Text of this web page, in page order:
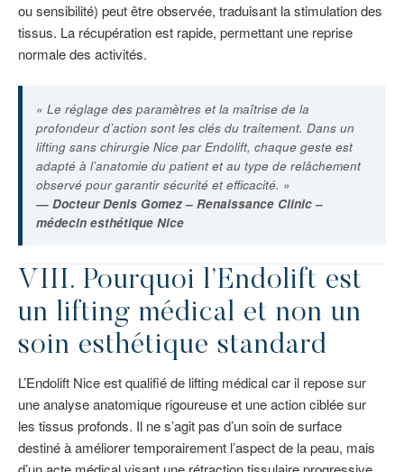
ou sensibilité) peut être observée, traduisant la stimulation des
tissus. La récupération est rapide, permettant une reprise
normale des activités.
« Le réglage des paramètres et la maîtrise de la
profondeur d’action sont les clés du traitement. Dans un
lifting sans chirurgie Nice par Endolift, chaque geste est
adapté à l’anatomie du patient et au type de relâchement
observé pour garantir sécurité et efficacité. »
— Docteur Denis Gomez – Renaissance Clinic –
médecin esthétique Nice
VIII. Pourquoi l’Endolift est
un lifting médical et non un
soin esthétique standard
L’Endolift Nice est qualifié de lifting médical car il repose sur
une analyse anatomique rigoureuse et une action ciblée sur
les tissus profonds. Il ne s’agit pas d’un soin de surface
destiné à améliorer temporairement l’aspect de la peau, mais